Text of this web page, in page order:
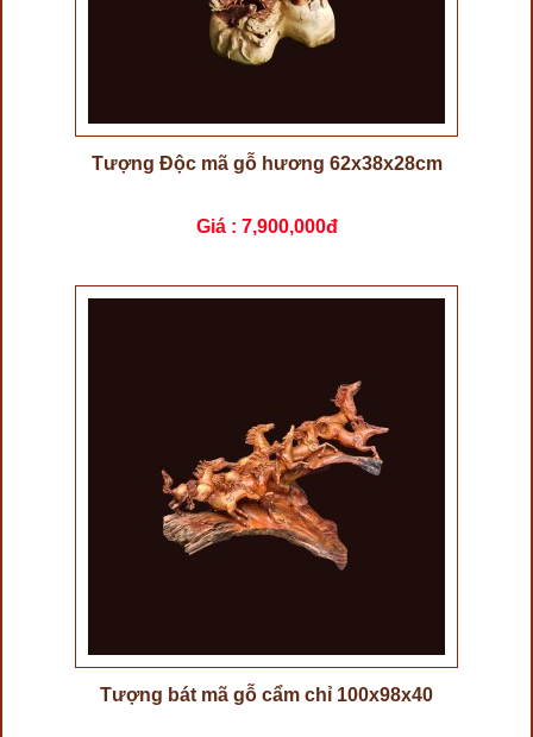
Tượng Độc mã gỗ hương 62x38x28cm
Giá : 7,900,000đ
Tượng bát mã gỗ cẩm chỉ 100x98x40